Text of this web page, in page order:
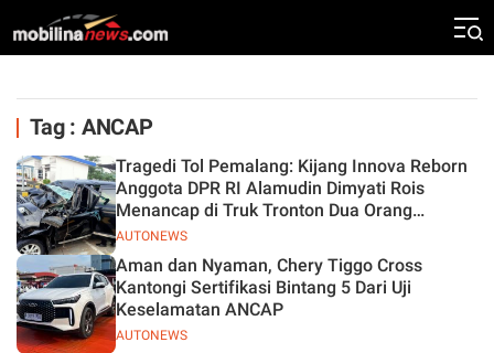
Tag : ANCAP
AUTONEWS
Tragedi Tol Pemalang: Kijang Innova Reborn
Anggota DPR RI Alamudin Dimyati Rois
Menancap di Truk Tronton Dua Orang
Meninggal Dunia
AUTONEWS
Aman dan Nyaman, Chery Tiggo Cross
Kantongi Sertifikasi Bintang 5 Dari Uji
Keselamatan ANCAP